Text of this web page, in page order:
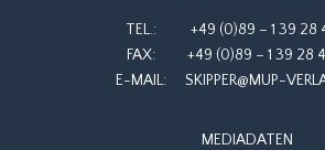
TEL.:
+49 (0)89 – 1 39 28
FAX:
+49 (0)89 – 1 39 28
E-MAIL:
SKIPPER@MUP-
MEDIADATEN